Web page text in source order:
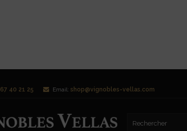
40 21 25 Email: shop@vignobles-vellas.com